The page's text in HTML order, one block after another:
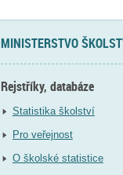
MINISTERSTVO
Rejstříky, databáze
Statistika školství
Pro veřejnost
O školské statistice